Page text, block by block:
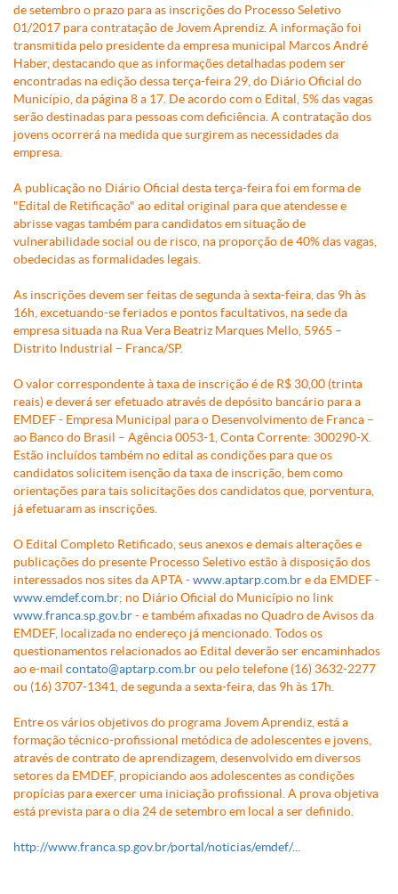
de setembro o prazo para as inscrições do Processo Seletivo
01/2017 para contratação de Jovem Aprendiz. A informação foi
transmitida pelo presidente da empresa municipal Marcos André
Haber, destacando que as informações detalhadas podem ser
encontradas na edição dessa terça-feira 29, do Diário Oficial do
Município, da página 8 a 17. De acordo com o Edital, 5% das vagas
serão destinadas para pessoas com deficiência. A contratação dos
jovens ocorrerá na medida que surgirem as necessidades da
empresa.
A publicação no Diário Oficial desta terça-feira foi em forma de
"Edital de Retificação" ao edital original para que atendesse e
abrisse vagas também para candidatos em situação de
vulnerabilidade social ou de risco, na proporção de 40% das vagas,
obedecidas as formalidades legais.
As inscrições devem ser feitas de segunda à sexta-feira, das 9h às
16h, excetuando-se feriados e pontos facultativos, na sede da
empresa situada na Rua Vera Beatriz Marques Mello, 5965 –
Distrito Industrial – Franca/SP.
O valor correspondente à taxa de inscrição é de R$ 30,00 (trinta
reais) e deverá ser efetuado através de depósito bancário para a
EMDEF - Empresa Municipal para o Desenvolvimento de Franca –
ao Banco do Brasil – Agência 0053-1, Conta Corrente: 300290-X.
Estão incluídos também no edital as condições para que os
candidatos solicitem isenção da taxa de inscrição, bem como
orientações para tais solicitações dos candidatos que, porventura,
já efetuaram as inscrições.
O Edital Completo Retificado, seus anexos e demais alterações e
publicações do presente Processo Seletivo estão à disposição dos
interessados nos sites da APTA -www.aptarp.com.bre da EMDEF -
www.emdef.com.br; no Diário Oficial do Município no link
www.franca.sp.gov.br- e também afixadas no Quadro de Avisos da
EMDEF, localizada no endereço já mencionado. Todos os
questionamentos relacionados ao Edital deverão ser encaminhados
ao e-mail contato@aptarp.com.brou pelo telefone (16) 3632-2277
ou (16) 3707-1341, de segunda a sexta-feira, das 9h às 17h.
Entre os vários objetivos do programa Jovem Aprendiz, está a
formação técnico-profissional metódica de adolescentes e jovens,
através de contrato de aprendizagem, desenvolvido em diversos
setores da EMDEF, propiciando aos adolescentes as condições
propícias para exercer uma iniciação profissional. A prova objetiva
está prevista para o dia 24 de setembro em local a ser definido.
http://www.franca.sp.gov.br/portal/noticias/emdef/...